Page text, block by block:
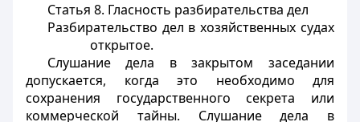
Статья 8. Гласность разбирательства дел
Разбирательство дел в хозяйственных судах
открытое.
Слушание дела в закрытом заседании
допускается, когда это необходимо для
сохранения государственного секрета или
коммерческой тайны. Слушание дела в